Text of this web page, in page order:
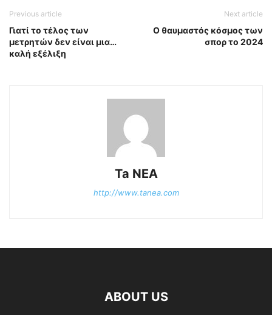
Previous article
Γιατί το τέλος των
μετρητών δεν είναι μια…
καλή εξέλιξη
Next article
Ο θαυμαστός κόσμος των
σπορ το 2024
Ta NEA
http://www.tanea.com
ABOUT US